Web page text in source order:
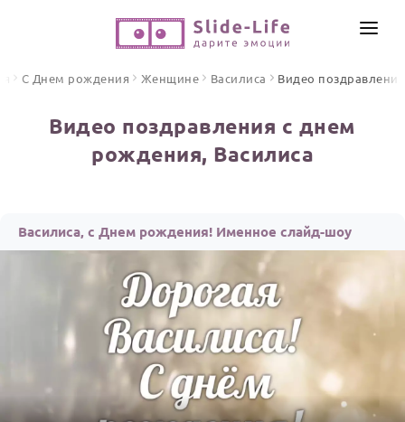
ПО ФОРМАТУ
Открытки
Стихи и тексты
ПРАЗДНИКИ
С Днем рождения
Свадьба
ИНСТРУМЕНТЫ
ОТЗЫВЫ
С Днем рождения Женщине Василиса Видео поздравления
Видео поздравления с днем
рождения, Василиса
Василиса, с Днем рождения! Именное слайд-шоу